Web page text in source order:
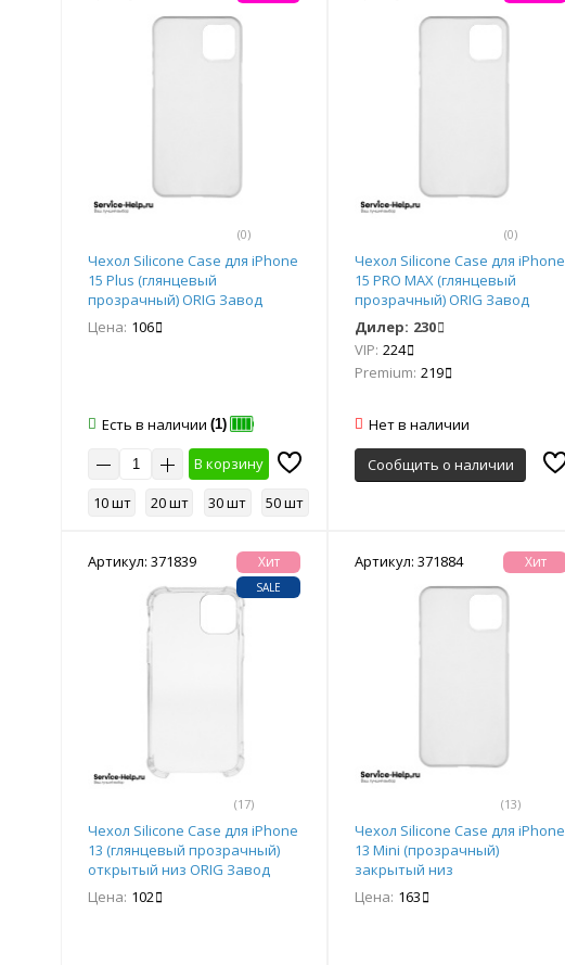
(0)
Чехол Silicone Case для iPhone
15 Plus (глянцевый
прозрачный) ORIG Завод
Цена: 106
Есть в наличии (1)
В корзину
10 шт
20 шт 30 шт 50 шт
(0)
Чехол Silicone Case для iPhone
15 PRO MAX (глянцевый
прозрачный) ORIG Завод
Дилер: 230
VIP: 224
Premium: 219
Нет в наличии
Сообщить о наличии
Артикул: 371839
(17)
Хит
SALE
Чехол Silicone Case для iPhone
13 (глянцевый прозрачный)
открытый низ ORIG Завод
Цена: 102
Артикул: 371884
(13)
Хит
Чехол Silicone Case для iPhone
13 Mini (прозрачный)
закрытый низ
Цена: 163